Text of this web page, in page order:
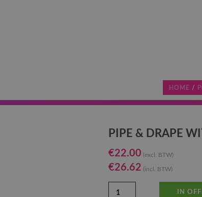
HOME /
PIPE & DRAPE
€22.00 (excl. BTW)
€26.62 (incl. BTW)
IN